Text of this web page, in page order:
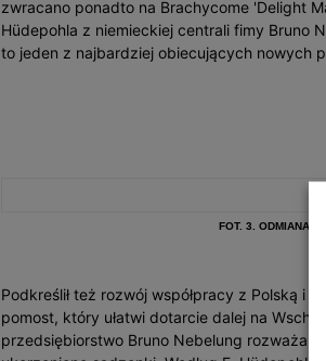
zwracano ponadto na Brachycome 'Delight
Hüdepohla z niemieckiej centrali fimy Bruno
to jeden z najbardziej obiecujących nowych
FOT. 3. ODMIANA
Podkreślił też rozwój współpracy z Polską i
pomost, który ułatwi dotarcie dalej na
przedsiębiorstwo Bruno Nebelung rozważa